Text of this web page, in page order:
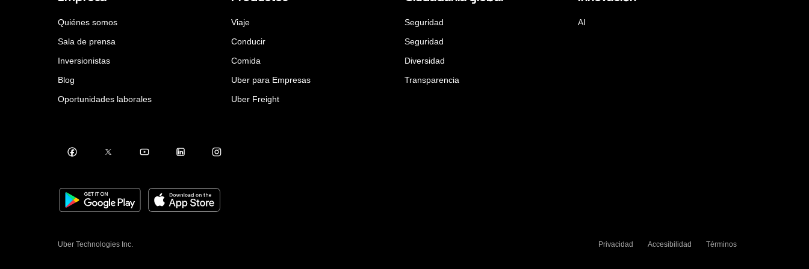
Quiénes somos
Sala de prensa
Inversionistas
Blog
Oportunidades laborales
Viaje
Conducir
Comida
Uber para Empresas
Uber Freight
Seguridad
Seguridad
Diversidad
Transparencia
AI
Uber Technologies Inc. Privacidad Accesibilidad Términos